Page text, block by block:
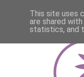
This site uses
are shared
statistics, and